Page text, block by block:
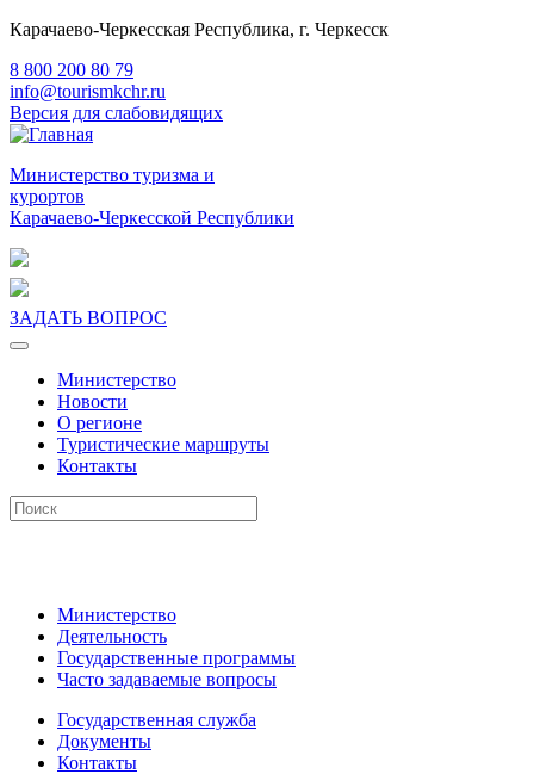
Карачаево-Черкесская Республика, г. Черкесск
8 800 200 80 79
info@tourismkchr.ru
Версия для слабовидящих
Министерство туризма и
курортов
Карачаево-Черкесской Республики
ЗАДАТЬ ВОПРОС
Министерство
Новости
О регионе
Туристические маршруты
Контакты
Министерство
Деятельность
Государственные программы
Часто задаваемые вопросы
Государственная служба
Документы
Контакты